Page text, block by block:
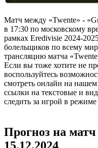
Матч между «Twente» -
в 17:30 по московскому
рамках Eredivisie 2024-
болельщиков по всему
трансляцию матча
Если вы тоже хотите не
воспользуйтесь
смотреть онлайн на
ссылки на текстовые и
следить за игрой в
Прогноз на